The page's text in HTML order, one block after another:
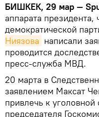
БИШКЕК, 29 мар —
аппарата
демократической
Ниязова написали
проводится
пресс-служба МВД.
20 марта в
заявлением Максат
привлечь к уголовной
председателя